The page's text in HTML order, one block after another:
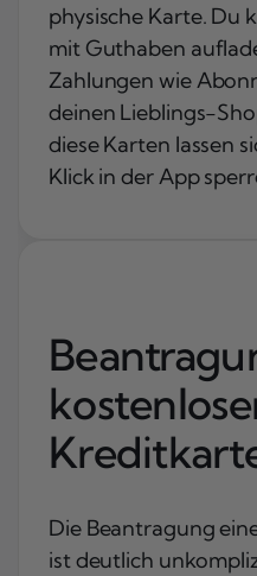
physische Karte. Du
mit Guthaben
Zahlungen wie
deinen Lieblings-
diese Karten lassen
Klick in der App
Die Beantragung
ist deutlich